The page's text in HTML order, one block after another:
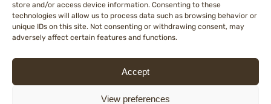
store and/or access device information. Consenting to these
technologies will allow us to process data such as browsing behavior or
unique IDs on this site. Not consenting or withdrawing consent, may
adversely affect certain features and functions.
Accept
View preferences
Navegação
de
←lulazebra→
Cookie Policy (EU)